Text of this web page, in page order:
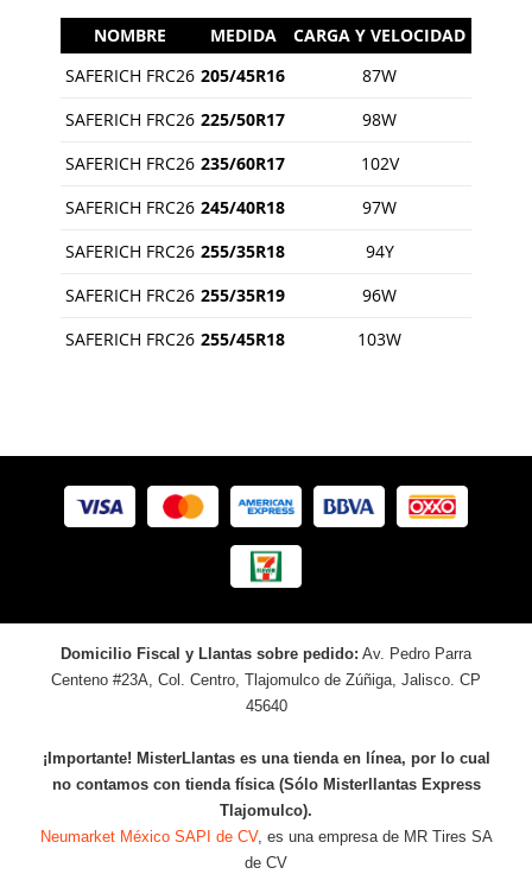
NOMBRE MEDIDA
CARGA Y VELOCIDAD
SAFERICH FRC26 205/45R16
87W
SAFERICH FRC26 225/50R17
98W
SAFERICH FRC26 235/60R17
102V
SAFERICH FRC26 245/40R18
97W
SAFERICH FRC26 255/35R18
94Y
SAFERICH FRC26 255/35R19
96W
SAFERICH FRC26 255/45R18 103W
Domicilio Fiscal y Llantas sobre pedido: Av. Pedro Parra
Centeno #23A, Col. Centro, Tlajomulco de Zúñiga, Jalisco. CP
45640
¡Importante! MisterLlantas es una tienda en línea, por lo cual
no contamos con tienda física (Sólo Misterllantas Express
Tlajomulco).
Neumarket México SAPI de CV, es una empresa de MR Tires SA
de CV